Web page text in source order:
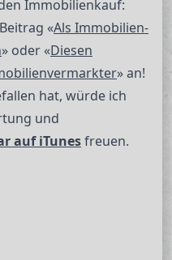
Immobilienkauf:
«Als Immobilien-
» oder «Diesen
» an!
hat, würde ich
und
auf iTunesfreuen.